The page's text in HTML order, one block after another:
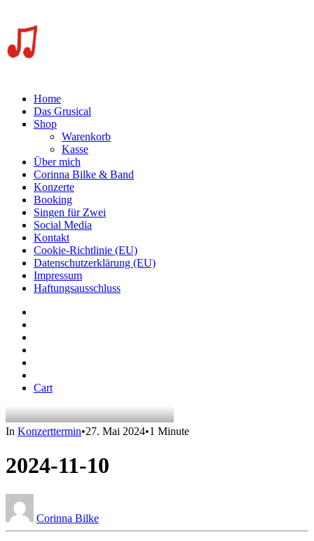
Home
Das Grusical
Shop
Warenkorb
Kasse
Über mich
Corinna Bilke & Band
Konzerte
Booking
Singen für Zwei
Social Media
Kontakt
Cookie-Richtlinie (EU)
Datenschutzerklärung (EU)
Impressum
Haftungsausschluss
Cart
In Konzerttermin•27. Mai 2024•1 Minute
2024-11-10
Corinna Bilke